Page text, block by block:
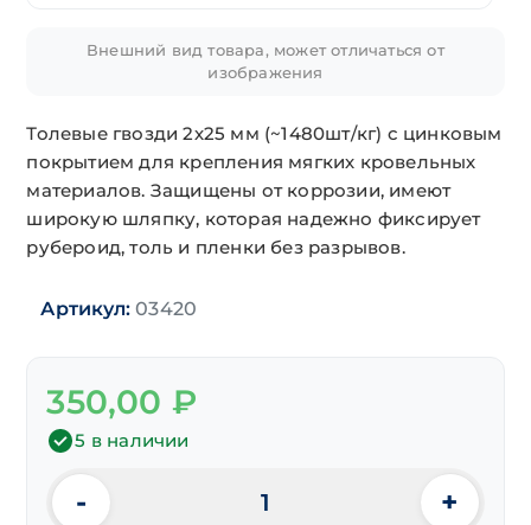
Внешний вид товара, может отличаться от
изображения
Толевые гвозди 2х25 мм (~1480шт/кг) с цинковым
покрытием для крепления мягких кровельных
материалов. Защищены от коррозии, имеют
широкую шляпку, которая надежно фиксирует
рубероид, толь и пленки без разрывов.
Артикул: 03420
350,00 ₽
5 в наличии
Количество
- +